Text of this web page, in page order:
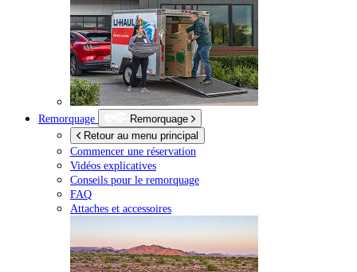
Remorquage
Remorquage
Retour au menu principal
Commencer une réservation
Vidéos explicatives
Conseils pour le remorquage
FAQ
Attaches et accessoires